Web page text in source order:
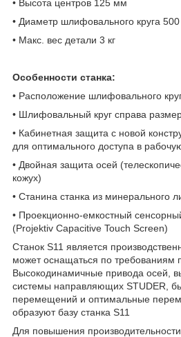
• Высота центров 125 мм
• Диаметр шлифовального круга
• Макс. вес детали 3 кг
Особенности станка:
• Расположение шлифовального
• Шлифовальный круг справа
• Кабинетная защита с новой
для оптимального доступа в
• Двойная защита осей
кожух)
• Станина станка из минерального
• Проекционно-емкостный
(Projektiv Capacitive Touch Screen)
Станок S11 является
может оснащаться по требованиям
Высокодинамичные привода осей,
системы направляющих STUDER,
перемещений и оптимальные
образуют базу станка S11
Для повышения